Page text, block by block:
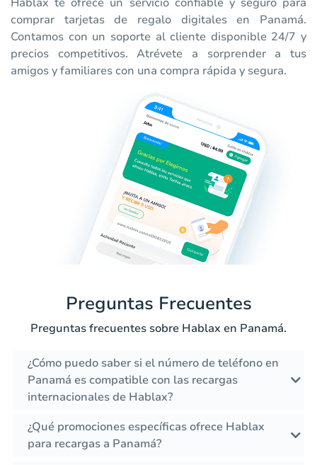
comprar tarjetas de regalo digitales en Panamá.
Contamos con un soporte al cliente disponible 24/7 y
precios competitivos. Atrévete a sorprender a tus
amigos y familiares con una compra rápida y segura.
Preguntas Frecuentes
Preguntas frecuentes sobre Hablax en Panamá.
¿Cómo puedo saber si el número de teléfono en
Panamá es compatible con las recargas
internacionales de Hablax?
¿Qué promociones específicas ofrece Hablax
para recargas a Panamá?